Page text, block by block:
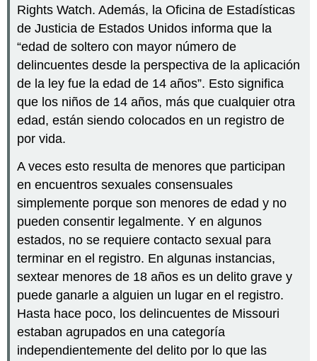
Rights Watch. Además, la Oficina de Estadísticas
de Justicia de Estados Unidos informa que la
“edad de soltero con mayor número de
delincuentes desde la perspectiva de la aplicación
de la ley fue la edad de 14 años”. Esto significa
que los niños de 14 años, más que cualquier otra
edad, están siendo colocados en un registro de
por vida.
A veces esto resulta de menores que participan
en encuentros sexuales consensuales
simplemente porque son menores de edad y no
pueden consentir legalmente. Y en algunos
estados, no se requiere contacto sexual para
terminar en el registro. En algunas instancias,
sextear menores de 18 años es un delito grave y
puede ganarle a alguien un lugar en el registro.
Hasta hace poco, los delincuentes de Missouri
estaban agrupados en una categoría
independientemente del delito por lo que las